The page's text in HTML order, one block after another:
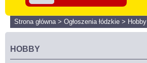
Strona główna> Ogłoszenia łódzkie > Hobby
HOBBY